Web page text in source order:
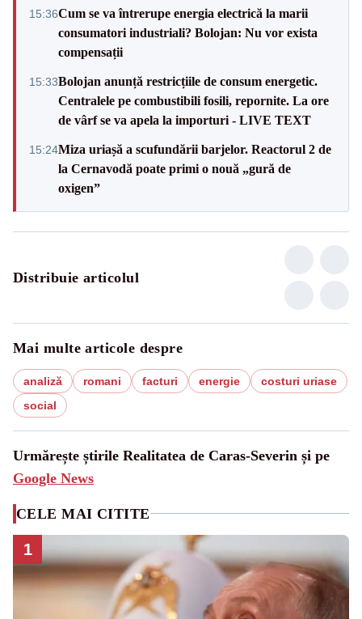
15:36Cum se va întrerupe energia electrică la marii
consumatori industriali? Bolojan: Nu vor exista
compensații
15:33Bolojan anunță restricțiile de consum energetic.
Centralele pe combustibili fosili, repornite. La ore
de vârf se va apela la importuri - LIVE TEXT
15:24Miza uriașă a scufundării barjelor. Reactorul 2 de
la Cernavodă poate primi o nouă „gură de
oxigen”
Distribuie articolul
Mai multe articole despre
analiză romani facturi energie
costuri uriase
social
Urmărește știrile Realitatea de Caras-Severin și pe
Google News
CELE MAI CITITE
1